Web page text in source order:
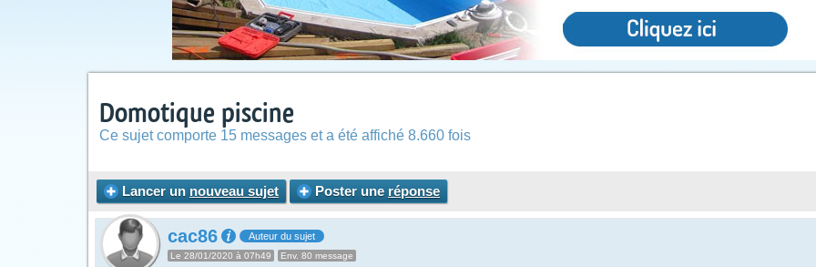
Domotique piscine
Ce sujet comporte 15 messages et a été affiché 8.660 fois
Lancer un nouveau sujet Poster une réponse
cac86 Auteur du sujet
Le 28/01/2020 à 07h49 Env. 80 message